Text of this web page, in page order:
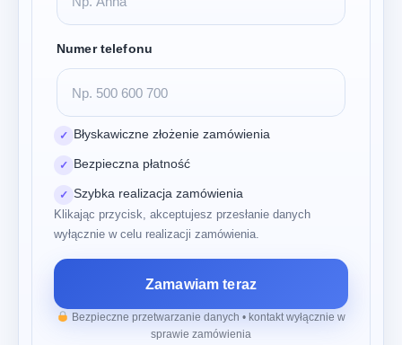
Numer telefonu
✓ Błyskawiczne złożenie zamówienia
✓ Bezpieczna płatność
✓ Szybka realizacja zamówienia
Klikając przycisk, akceptujesz przesłanie danych
wyłącznie w celu realizacji zamówienia.
Zamawiam teraz
Bezpieczne przetwarzanie danych • kontakt wyłącznie w
sprawie zamówienia